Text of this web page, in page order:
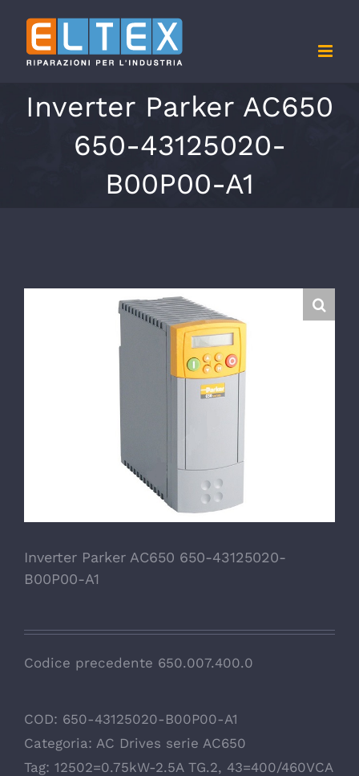
contenuto
Inverter Parker AC650
650-43125020-
B00P00-A1
Inverter Parker AC650 650-43125020-
B00P00-A1
Codice precedente 650.007.400.0
COD: 650-43125020-B00P00-A1
Categoria: AC Drives serie AC650
Tag: 12502=0.75kW-2.5A TG.2, 43=400/460VCA